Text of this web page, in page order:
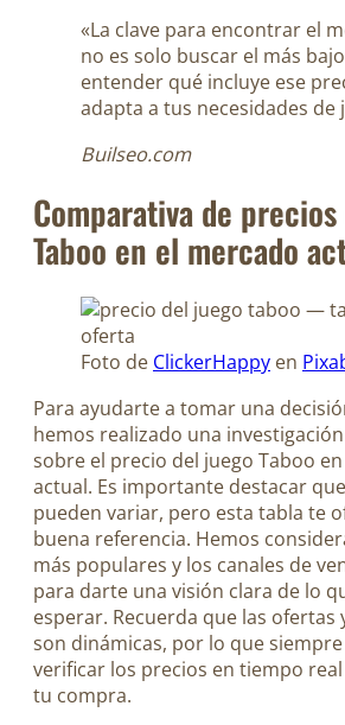
«La clave para encontrar el
no es solo buscar el más
entender qué incluye ese
adapta a tus necesidades de
Builseo.com
Comparativa de
Taboo en el mercado
Foto de ClickerHappy en
Para ayudarte a tomar una
hemos realizado una
sobre el precio del juego Taboo
actual. Es importante destacar
pueden variar, pero esta tabla te
buena referencia. Hemos
más populares y los canales de
para darte una visión clara de lo
esperar. Recuerda que las ofertas
son dinámicas, por lo que
verificar los precios en tiempo
tu compra.